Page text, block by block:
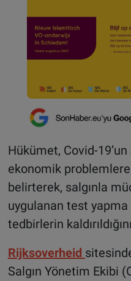
Hükümet, Covid-
ekonomik problemlere
belirterek, salgınla
uygulanan test
tedbirlerin
Rijksoverheid
Salgın Yönetim Ekibi